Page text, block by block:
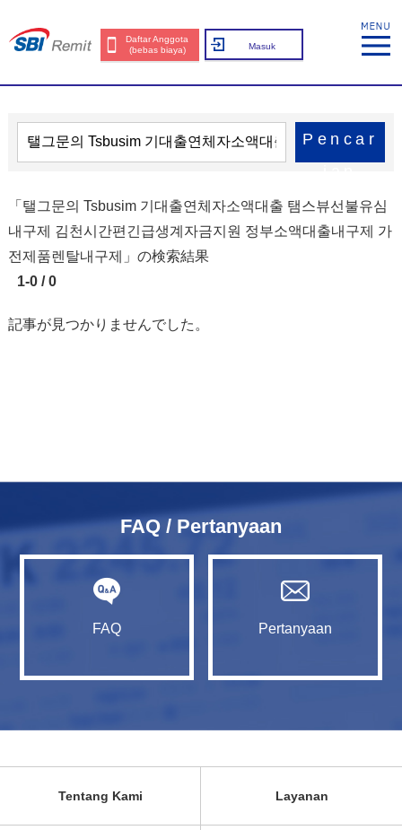
Daftar Anggota
(bebas biaya)
Masuk
Pencar
「탤그문의 Tsbusim 기대출연체자소액대출 탬스뷰선불유심
내구제 김천시간편긴급생계자금지원 정부소액대출내구제 가
전제품렌탈내구제」の検索結果
1-0 / 0
記事が見つかりませんでした。
FAQ / Pertanyaan
FAQ Pertanyaan
Tentang Kami Layanan